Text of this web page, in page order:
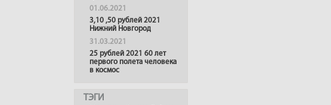
01.06.2021
3,10 ,50 рублей 2021
Нижний Новгород
31.03.2021
25 рублей 2021 60 лет
первого полета человека
в космос
ТЭГИ